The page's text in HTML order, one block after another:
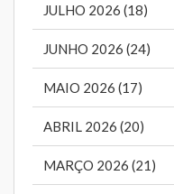
JULHO 2026 (18)
JUNHO 2026 (24)
MAIO 2026 (17)
ABRIL 2026 (20)
MARÇO 2026 (21)